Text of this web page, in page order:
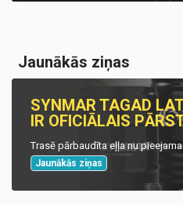
Jaunākās ziņas
SYNMAR TAGAD
IR OFICIĀLAIS
Trasē pārbaudīta eļļa nu
Jaunākās ziņas